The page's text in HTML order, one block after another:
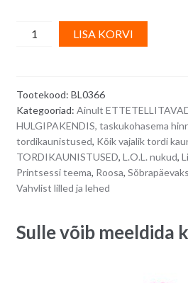
Vahvlikaunistus,
cm
-
tk
quantity
LISA KORVI
n
a
t
i
:
Tootekood: BL0366
Kategooriad: Ainult
HULGIPAKENDIS, taskukohasema
tordikaunistused, Kõik vajalik tordi
TORDIKAUNISTUSED, L.O.L. nukud,
Printsessi teema, Roosa, Sõbrapäevaks
Vahvlist lilled ja lehed
Sulle võib meeldida